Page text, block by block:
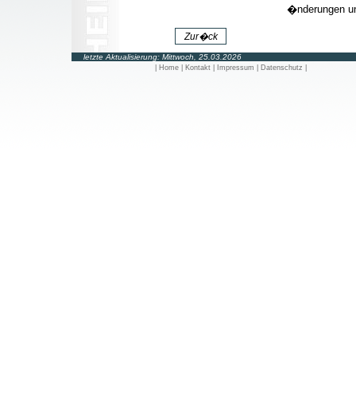
�nderungen
letzte Aktualisierung: Mittwoch, 25.03.2026
| Home | Kontakt | Impressum | Datenschutz |